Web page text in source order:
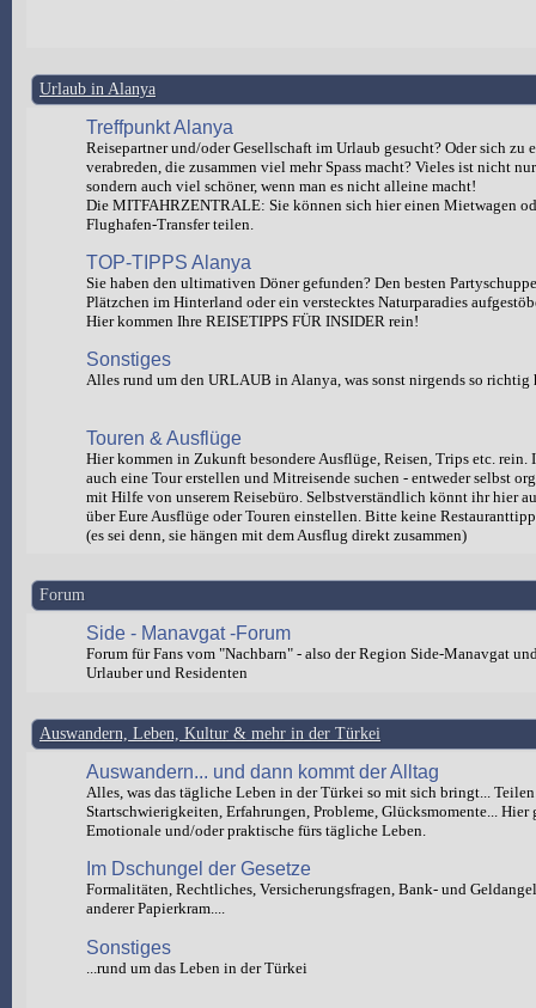
Urlaub in Alanya
Treffpunkt Alanya
Reisepartner und/oder Gesellschaft im Urlaub gesucht? Oder sich zu
verabreden, die zusammen viel mehr Spass macht? Vieles ist nicht
sondern auch viel schöner, wenn man es nicht alleine macht!
Die MITFAHRZENTRALE: Sie können sich hier einen Mietwagen
Flughafen-Transfer teilen.
TOP-TIPPS Alanya
Sie haben den ultimativen Döner gefunden? Den besten
Plätzchen im Hinterland oder ein verstecktes Naturparadies
Hier kommen Ihre REISETIPPS FÜR INSIDER rein!
Sonstiges
Alles rund um den URLAUB in Alanya, was sonst nirgends so richtig
Touren & Ausflüge
Hier kommen in Zukunft besondere Ausflüge, Reisen, Trips etc. rein.
auch eine Tour erstellen und Mitreisende suchen - entweder selbst
mit Hilfe von unserem Reisebüro. Selbstverständlich könnt ihr hier
über Eure Ausflüge oder Touren einstellen. Bitte keine
(es sei denn, sie hängen mit dem Ausflug direkt zusammen)
Forum
Side - Manavgat -Forum
Forum für Fans vom "Nachbarn" - also der Region Side-Manavgat
Urlauber und Residenten
Auswandern, Leben, Kultur & mehr in der Türkei
Auswandern... und dann kommt der Alltag
Alles, was das tägliche Leben in der Türkei so mit sich bringt...
Startschwierigkeiten, Erfahrungen, Probleme, Glücksmomente... Hier
Emotionale und/oder praktische fürs tägliche Leben.
Im Dschungel der Gesetze
Formalitäten, Rechtliches, Versicherungsfragen, Bank- und
anderer Papierkram....
Sonstiges
...rund um das Leben in der Türkei